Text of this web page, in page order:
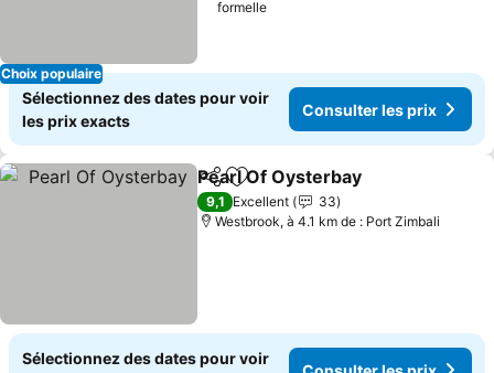
Choix populaire
formelle
Sélectionnez des dates pour voir
les prix exacts
Consulter les prix
PartagerAjouter à mes favoris
Pearl Of Oysterbay
9,1 Excellent
33
Westbrook, à 4.1 km de : Port Zimbali
Sélectionnez des dates pour voir